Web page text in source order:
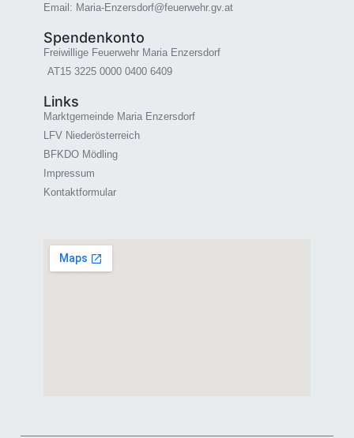
Email: Maria-Enzersdorf@feuerwehr.gv.at
Spendenkonto
Freiwillige Feuerwehr Maria Enzersdorf
AT15 3225 0000 0400 6409
Links
Marktgemeinde Maria Enzersdorf
LFV Niederösterreich
BFKDO Mödling
Impressum
Kontaktformular